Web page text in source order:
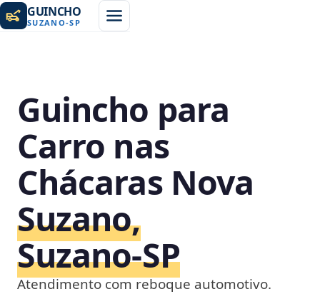
GUINCHO
SUZANO-SP
Guincho para
Carro nas
Chácaras Nova
Suzano,
Suzano‑SP
Atendimento com reboque automotivo.